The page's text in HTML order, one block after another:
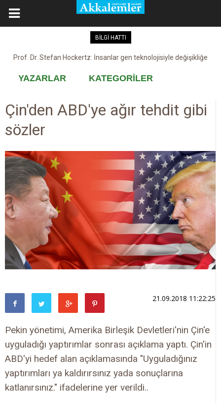
BİLGİ HATTI
Prof. Dr. Stefan Hockertz: İnsanlar gen teknolojisiyle değişikliğe
Kovid-19 aşısı, devşirme ve kobay!
YAZARLAR KATEGORİLER
Çin'den ABD'ye ağır tehdit gibi
sözler
21.09.2018 11:22:25
Pekin yönetimi, Amerika Birleşik Devletleri'nin Çin'e
uyguladığı yaptırımlar sonrası açıklama yaptı. Çin'in
ABD'yi hedef alan açıklamasında "Uyguladığınız
yaptırımları ya kaldırırsınız yada sonuçlarına
katlanırsınız." ifadelerine yer verildi..